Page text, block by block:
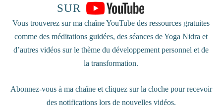
SUR
Vous trouverez sur ma chaîne YouTube des ressources gratuites
comme des méditations guidées, des séances de Yoga Nidra et
d’autres vidéos sur le thème du développement personnel et de
la transformation.
Abonnez-vous à ma chaîne et cliquez sur la cloche pour recevoir
des notifications lors de nouvelles vidéos.
i
d
e